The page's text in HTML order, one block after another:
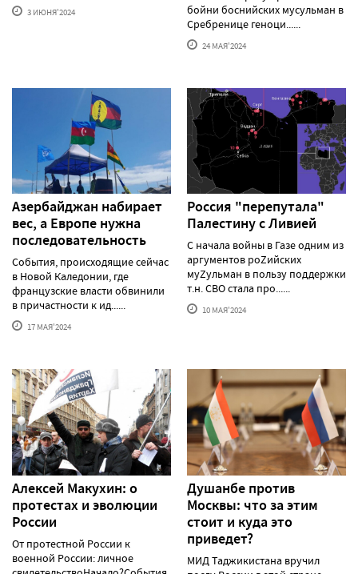
3 ИЮНЯ'2024
бойни боснийских мусульман в
Сребренице геноци......
24 МАЯ'2024
Азербайджан набирает
вес, а Европе нужна
последовательность
События, происходящие сейчас
в Новой Каледонии, где
французские власти обвинили
в причастности к ид......
17 МАЯ'2024
Россия "перепутала"
Палестину с Ливией
С начала войны в Газе одним из
аргументов роZийских
муZульман в пользу поддержки
т.н. СВО стала про......
10 МАЯ'2024
Алексей Макуxин: о
протестаx и эволюции
России
От протестной России к
военной России: личное
Душанбе против
Москвы: что за этим
стоит и куда это
приведет?
МИД Таджикистана вручил